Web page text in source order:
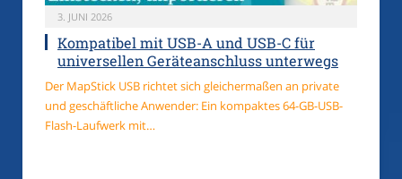
3. JUNI 2026
Kompatibel mit USB-A und USB-C für
universellen Geräteanschluss unterwegs
Der MapStick USB richtet sich gleichermaßen an private
und geschäftliche Anwender: Ein kompaktes 64-GB-USB-
Flash-Laufwerk mit…